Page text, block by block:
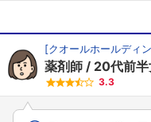
[クオールホールディ
薬剤師 20代前
3.3